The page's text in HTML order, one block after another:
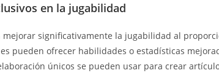
en la jugabilidad
mejorar significativamente la jugabilidad al
pueden ofrecer habilidades o estadísticas
únicos se pueden usar para crear